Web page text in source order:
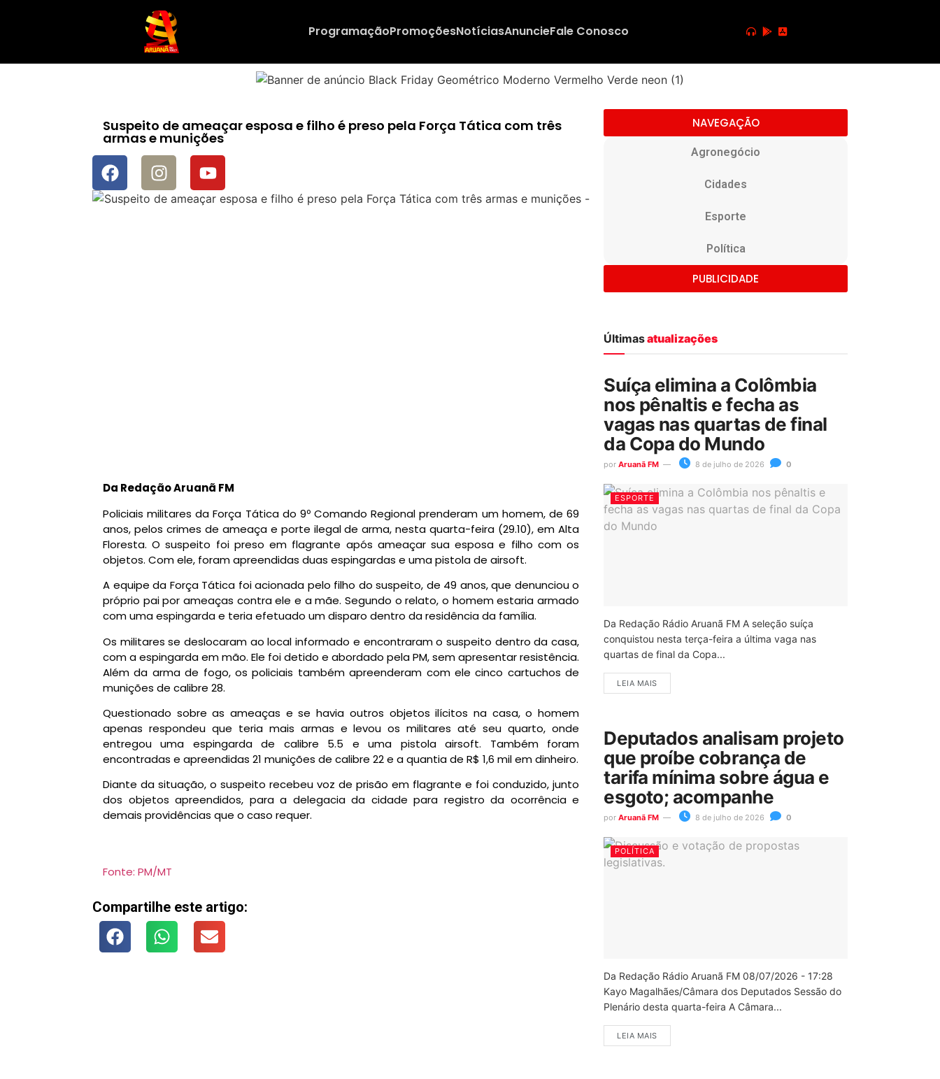
ProgramaçãoPromoçõesNotíciasAnuncieFale Conosco
Suspeito de ameaçar esposa e filho é preso pela Força Tática com três
armas e munições
Da Redação Aruanã FM
Policiais militares da Força Tática do 9º Comando Regional prenderam um homem, de 69
anos, pelos crimes de ameaça e porte ilegal de arma, nesta quarta-feira (29.10), em Alta
Floresta. O suspeito foi preso em flagrante após ameaçar sua esposa e filho com os
objetos. Com ele, foram apreendidas duas espingardas e uma pistola de airsoft.
A equipe da Força Tática foi acionada pelo filho do suspeito, de 49 anos, que denunciou o
próprio pai por ameaças contra ele e a mãe. Segundo o relato, o homem estaria armado
com uma espingarda e teria efetuado um disparo dentro da residência da família.
Os militares se deslocaram ao local informado e encontraram o suspeito dentro da casa,
com a espingarda em mão. Ele foi detido e abordado pela PM, sem apresentar resistência.
Além da arma de fogo, os policiais também apreenderam com ele cinco cartuchos de
munições de calibre 28.
Questionado sobre as ameaças e se havia outros objetos ilícitos na casa, o homem
apenas respondeu que teria mais armas e levou os militares até seu quarto, onde
entregou uma espingarda de calibre 5.5 e uma pistola airsoft. Também foram
encontradas e apreendidas 21 munições de calibre 22 e a quantia de R$ 1,6 mil em dinheiro.
Diante da situação, o suspeito recebeu voz de prisão em flagrante e foi conduzido, junto
dos objetos apreendidos, para a delegacia da cidade para registro da ocorrência e
demais providências que o caso requer.
Fonte: PM/MT
Compartilhe este artigo:
NAVEGAÇÃO
Agronegócio
Cidades
Esporte
Política
PUBLICIDADE
Últimasatualizações
Suíça elimina a Colômbia
nos pênaltis e fecha as
vagas nas quartas de final
da Copa do Mundo
por Aruanã FM 8 de julho de 2026 0
ESPORTE
Da Redação Rádio Aruanã FM A seleção suíça
conquistou nesta terça-feira a última vaga nas
quartas de final da Copa...
LEIA MAIS
Deputados analisam projeto
que proíbe cobrança de
tarifa mínima sobre água e
esgoto; acompanhe
por Aruanã FM 8 de julho de 2026 0
POLÍTICA
Da Redação Rádio Aruanã FM 08/07/2026 - 17:28
Kayo Magalhães/Câmara dos Deputados Sessão do
Plenário desta quarta-feira A Câmara...
LEIA MAIS